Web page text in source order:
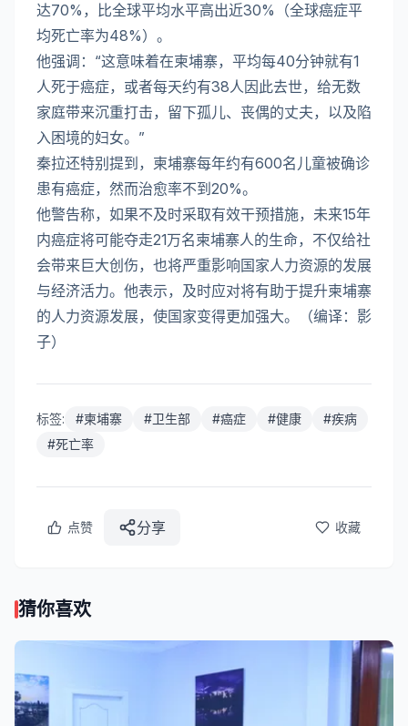
达70%，比全球平均水平高出近30%（全球癌症平
均死亡率为48%）。
他强调：“这意味着在柬埔寨，平均每40分钟就有1
人死于癌症，或者每天约有38人因此去世，给无数
家庭带来沉重打击，留下孤儿、丧偶的丈夫，以及陷
入困境的妇女。”
秦拉还特别提到，柬埔寨每年约有600名儿童被确诊
患有癌症，然而治愈率不到20%。
他警告称，如果不及时采取有效干预措施，未来15年
内癌症将可能夺走21万名柬埔寨人的生命，不仅给社
会带来巨大创伤，也将严重影响国家人力资源的发展
与经济活力。他表示，及时应对将有助于提升柬埔寨
的人力资源发展，使国家变得更加强大。（编译：影
子）
标签: #柬埔寨 #卫生部 #癌症 #健康 #疾病
#死亡率
点赞 分享 收藏
猜你喜欢